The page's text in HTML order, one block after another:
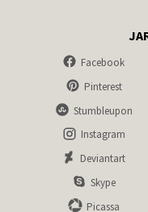
Facebook
Pinterest
Stumbleupon
Instagram
Deviantart
Skype
Picassa